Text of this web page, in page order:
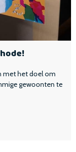
met het doel om
gewoonten te